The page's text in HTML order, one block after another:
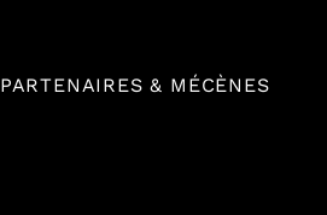
PARTENAIRES & MÉCÈNES